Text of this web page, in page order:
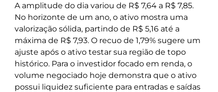
A amplitude do dia variou de R$ 7,64 a R$ 7,85.
No horizonte de um ano, o ativo mostra uma
valorização sólida, partindo de R$ 5,16 até a
máxima de R$ 7,93. O recuo de 1,79% sugere um
ajuste após o ativo testar sua região de topo
histórico. Para o investidor focado em renda, o
volume negociado hoje demonstra que o ativo
possui liquidez suficiente para entradas e saídas